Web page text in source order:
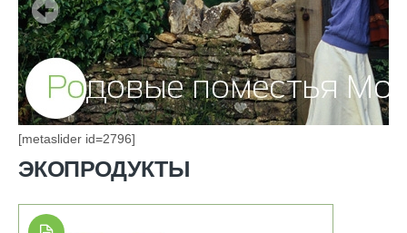
[metaslider id=2796]
ЭКОПРОДУКТЫ